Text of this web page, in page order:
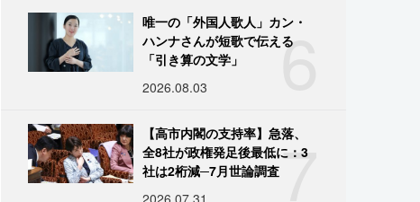
6
唯一の「外国人歌人」カン・
ハンナさんが短歌で伝える
「引き算の文学」
2026.08.03
7
【高市内閣の支持率】急落、
全8社が政権発足後最低に：3
社は2桁減─7月世論調査
2026.07.31